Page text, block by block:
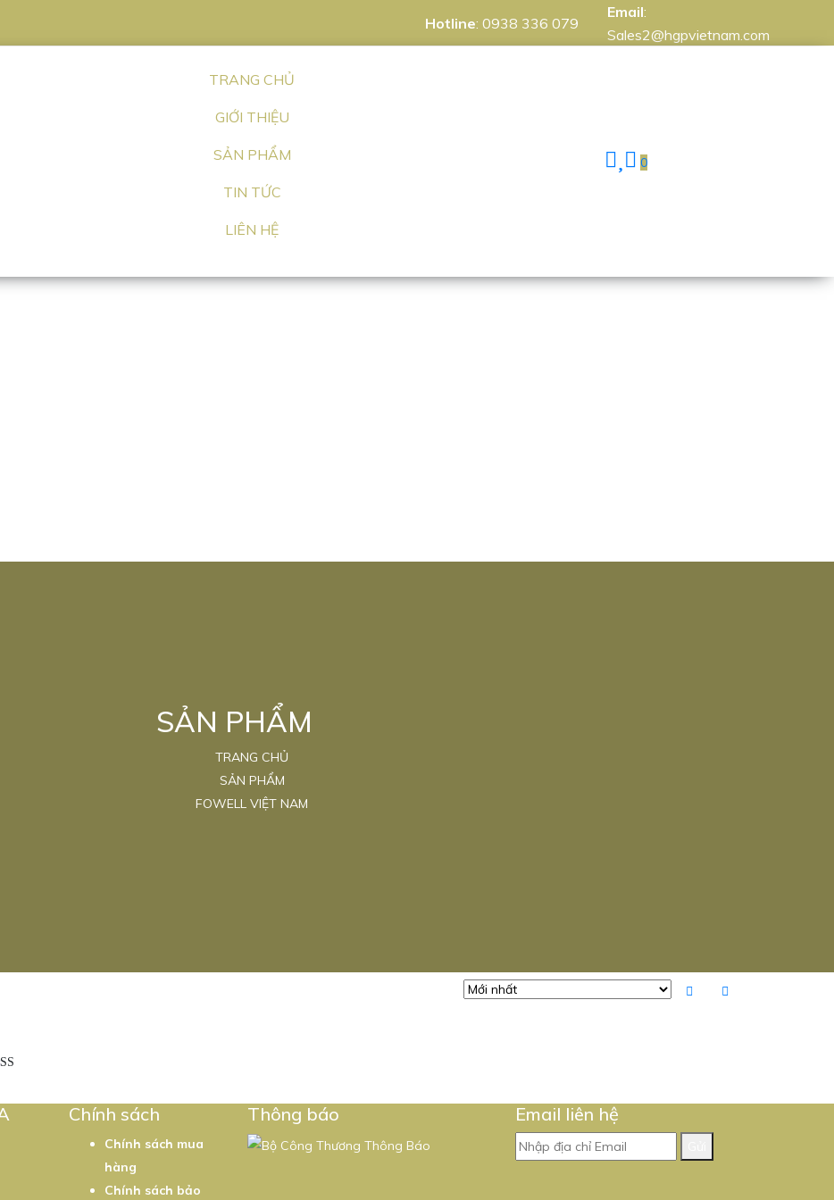
Hotline: 0938 336 079
Email:
Sales2@hgpvietnam.com
TRANG CHỦ
GIỚI THIỆU
SẢN PHẨM
TIN TỨC
LIÊN HỆ
0
SẢN PHẨM
TRANG CHỦ
SẢN PHẨM
FOWELL VIỆT NAM
Chính sách
Chính sách mua
hàng
Chính sách bảo
Thông báo Email liên hệ